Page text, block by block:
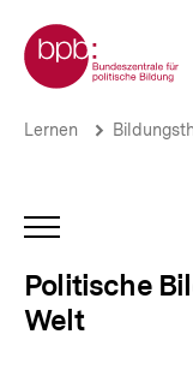
zum
Seiteninhalt
springen
Zur Startseite der bpb
Teil
teilhaben
mit
Handy
Lernen
Politische
Welt